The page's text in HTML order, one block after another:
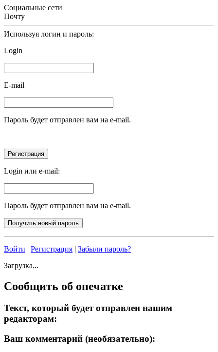
Социальные сети
Почту
Используя логин и пароль:
Login
E-mail
Пароль будет отправлен вам на e-mail.
Login или e-mail:
Пароль будет отправлен вам на e-mail.
Войти | Регистрация | Забыли пароль?
Загрузка...
Сообщить об опечатке
Текст, который будет отправлен нашим
редакторам:
Ваш комментарий (необязательно):